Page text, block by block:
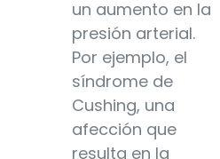
un aumento en la
presión arterial.
Por ejemplo, el
síndrome de
Cushing, una
afección que
resulta en la